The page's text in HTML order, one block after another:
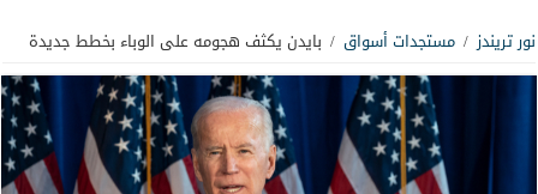
نور تريندز / مستجدات أسواق / بايدن يكثف هجومه على الوباء بخطط جديدة